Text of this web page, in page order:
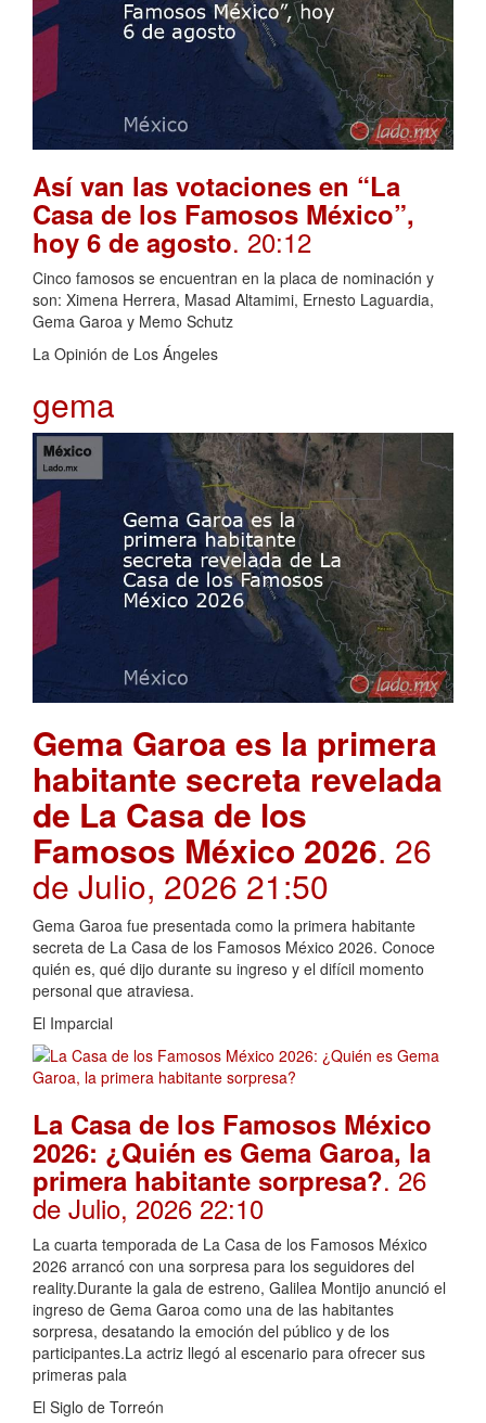
Así van las votaciones en “La
Casa de los Famosos México”,
hoy 6 de agosto. 20:12
Cinco famosos se encuentran en la placa de nominación y
son: Ximena Herrera, Masad Altamimi, Ernesto Laguardia,
Gema Garoa y Memo Schutz
La Opinión de Los Ángeles
gema
Gema Garoa es la primera
habitante secreta revelada
de La Casa de los
Famosos México 2026. 26
de Julio, 2026 21:50
Gema Garoa fue presentada como la primera habitante
secreta de La Casa de los Famosos México 2026. Conoce
quién es, qué dijo durante su ingreso y el difícil momento
personal que atraviesa.
El Imparcial
La Casa de los Famosos México
2026: ¿Quién es Gema Garoa, la
primera habitante sorpresa?. 26
de Julio, 2026 22:10
La cuarta temporada de La Casa de los Famosos México
2026 arrancó con una sorpresa para los seguidores del
reality.Durante la gala de estreno, Galilea Montijo anunció el
ingreso de Gema Garoa como una de las habitantes
sorpresa, desatando la emoción del público y de los
participantes.La actriz llegó al escenario para ofrecer sus
primeras pala
El Siglo de Torreón